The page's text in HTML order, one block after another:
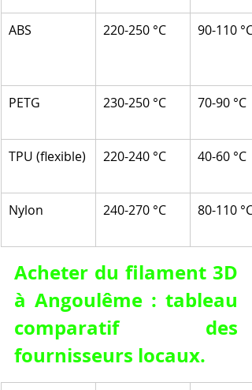
ABS 220-250 °C 90-110 °C
PETG 230-250 °C 70-90 °C
TPU (flexible) 220-240 °C 40-60 °C
Nylon 240-270 °C 80-110 °C
Acheter du filament 3D
à Angoulême : tableau
comparatif des
fournisseurs locaux.